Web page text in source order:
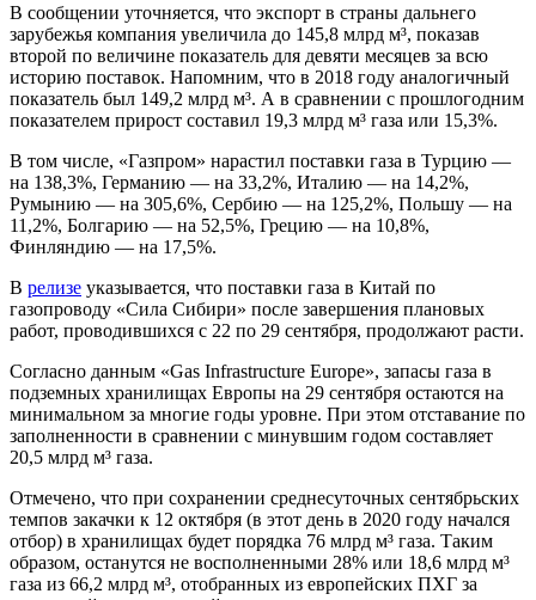
В сообщении уточняется, что экспорт в страны дальнего
зарубежья компания увеличила до 145,8 млрд м³, показав
второй по величине показатель для девяти месяцев за всю
историю поставок. Напомним, что в 2018 году аналогичный
показатель был 149,2 млрд м³. А в сравнении с прошлогодним
показателем прирост составил 19,3 млрд м³ газа или 15,3%.
В том числе, «Газпром» нарастил поставки газа в Турцию —
на 138,3%, Германию — на 33,2%, Италию — на 14,2%,
Румынию — на 305,6%, Сербию — на 125,2%, Польшу — на
11,2%, Болгарию — на 52,5%, Грецию — на 10,8%,
Финляндию — на 17,5%.
В релизе указывается, что поставки газа в Китай по
газопроводу «Сила Сибири» после завершения плановых
работ, проводившихся с 22 по 29 сентября, продолжают расти.
Согласно данным «Gas Infrastructure Europe», запасы газа в
подземных хранилищах Европы на 29 сентября остаются на
минимальном за многие годы уровне. При этом отставание по
заполненности в сравнении с минувшим годом составляет
20,5 млрд м³ газа.
Отмечено, что при сохранении среднесуточных сентябрьских
темпов закачки к 12 октября (в этот день в 2020 году начался
отбор) в хранилищах будет порядка 76 млрд м³ газа. Таким
образом, останутся не восполненными 28% или 18,6 млрд м³
газа из 66,2 млрд м³, отобранных из европейских ПХГ за